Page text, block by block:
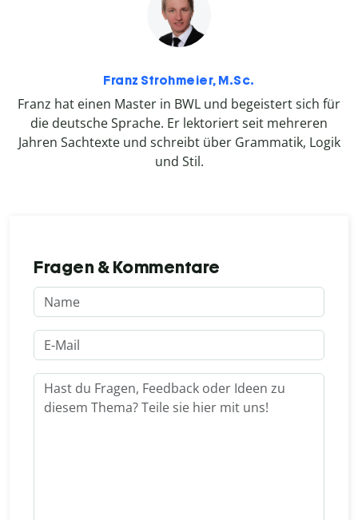
Franz Strohmeier, M.Sc.
Franz hat einen Master in BWL und begeistert sich für
die deutsche Sprache. Er lektoriert seit mehreren
Jahren Sachtexte und schreibt über Grammatik, Logik
und Stil.
Fragen & Kommentare